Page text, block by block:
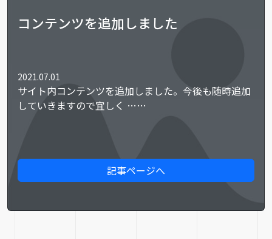
コンテンツを追加しました
2021.07.01
サイト内コンテンツを追加しました。今後も随時追加
していきますので宜しく ……
記事ページへ